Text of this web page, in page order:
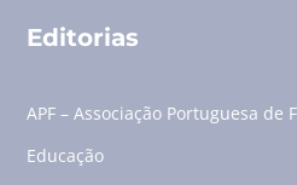
Editorias
APF – Associação Portuguesa de
Educação